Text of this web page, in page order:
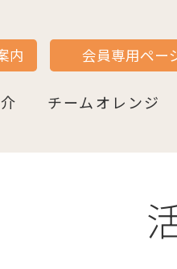
内 会員専用ペー
チームオレンジ